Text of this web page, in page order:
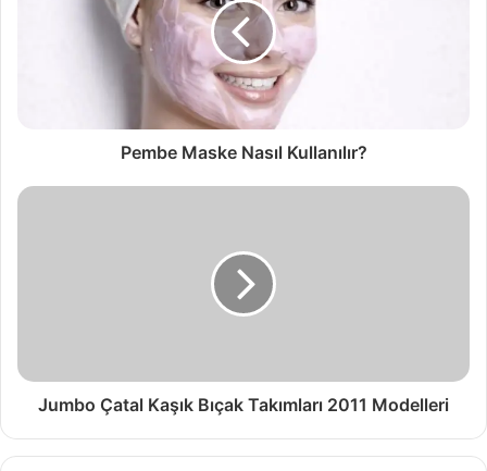
Pembe Maske Nasıl Kullanılır?
Jumbo Çatal Kaşık Bıçak Takımları 2011 Modelleri